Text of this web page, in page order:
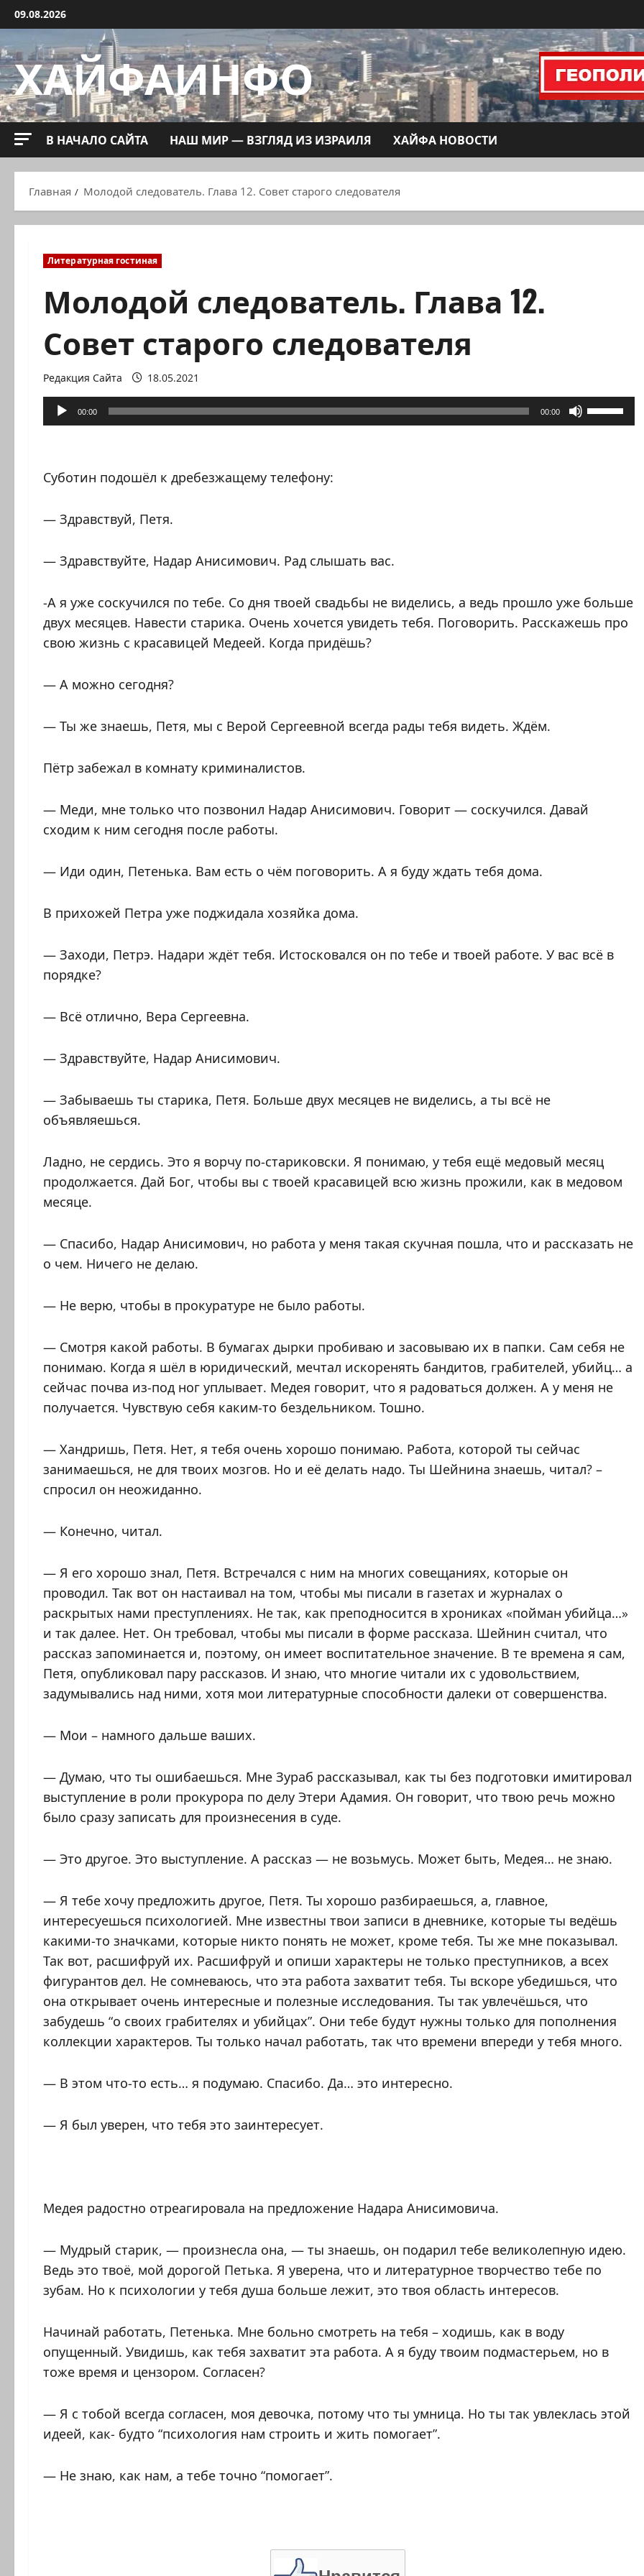
Перейти
к
содержимому
09.08.2026
ХАЙФАИНФО
В НАЧАЛО САЙТА НАШ МИР — ВЗГЛЯД ИЗ ИЗРАИЛЯ ХАЙФА НОВОСТИ
Главная Молодой следователь. Глава 12. Совет старого следователя
Литературная гостиная
Молодой следователь. Глава 12.
Совет старого следователя
Редакция Сайта 18.05.2021
Аудиоплеер
00:00 00:00
клавиши
Суботин подошёл к дребезжащему телефону:
— Здравствуй, Петя.
— Здравствуйте, Надар Анисимович. Рад слышать вас.
-А я уже соскучился по тебе. Со дня твоей свадьбы не виделись, а ведь прошло уже больше
двух месяцев. Навести старика. Очень хочется увидеть тебя. Поговорить. Расскажешь про
свою жизнь с красавицей Медеей. Когда придёшь?
— А можно сегодня?
— Ты же знаешь, Петя, мы с Верой Сергеевной всегда рады тебя видеть. Ждём.
Пётр забежал в комнату криминалистов.
— Меди, мне только что позвонил Надар Анисимович. Говорит — соскучился. Давай
сходим к ним сегодня после работы.
— Иди один, Петенька. Вам есть о чём поговорить. А я буду ждать тебя дома.
В прихожей Петра уже поджидала хозяйка дома.
— Заходи, Петрэ. Надари ждёт тебя. Истосковался он по тебе и твоей работе. У вас всё в
порядке?
— Всё отлично, Вера Сергеевна.
— Здравствуйте, Надар Анисимович.
— Забываешь ты старика, Петя. Больше двух месяцев не виделись, а ты всё не
объявляешься.
Ладно, не сердись. Это я ворчу по-стариковски. Я понимаю, у тебя ещё медовый месяц
продолжается. Дай Бог, чтобы вы с твоей красавицей всю жизнь прожили, как в медовом
месяце.
— Спасибо, Надар Анисимович, но работа у меня такая скучная пошла, что и рассказать не
о чем. Ничего не делаю.
— Не верю, чтобы в прокуратуре не было работы.
— Смотря какой работы. В бумагах дырки пробиваю и засовываю их в папки. Сам себя не
понимаю. Когда я шёл в юридический, мечтал искоренять бандитов, грабителей, убийц… а
сейчас почва из-под ног уплывает. Медея говорит, что я радоваться должен. А у меня не
получается. Чувствую себя каким-то бездельником. Тошно.
— Хандришь, Петя. Нет, я тебя очень хорошо понимаю. Работа, которой ты сейчас
занимаешься, не для твоих мозгов. Но и её делать надо. Ты Шейнина знаешь, читал? –
спросил он неожиданно.
— Конечно, читал.
— Я его хорошо знал, Петя. Встречался с ним на многих совещаниях, которые он
проводил. Так вот он настаивал на том, чтобы мы писали в газетах и журналах о
раскрытых нами преступлениях. Не так, как преподносится в хрониках «пойман убийца…»
и так далее. Нет. Он требовал, чтобы мы писали в форме рассказа. Шейнин считал, что
рассказ запоминается и, поэтому, он имеет воспитательное значение. В те времена я сам,
Петя, опубликовал пару рассказов. И знаю, что многие читали их с удовольствием,
задумывались над ними, хотя мои литературные способности далеки от совершенства.
— Мои – намного дальше ваших.
— Думаю, что ты ошибаешься. Мне Зураб рассказывал, как ты без подготовки имитировал
выступление в роли прокурора по делу Этери Адамия. Он говорит, что твою речь можно
было сразу записать для произнесения в суде.
— Это другое. Это выступление. А рассказ — не возьмусь. Может быть, Медея… не знаю.
— Я тебе хочу предложить другое, Петя. Ты хорошо разбираешься, а, главное,
интересуешься психологией. Мне известны твои записи в дневнике, которые ты ведёшь
какими-то значками, которые никто понять не может, кроме тебя. Ты же мне показывал.
Так вот, расшифруй их. Расшифруй и опиши характеры не только преступников, а всех
фигурантов дел. Не сомневаюсь, что эта работа захватит тебя. Ты вскоре убедишься, что
она открывает очень интересные и полезные исследования. Ты так увлечёшься, что
забудешь “о своих грабителях и убийцах”. Они тебе будут нужны только для пополнения
коллекции характеров. Ты только начал работать, так что времени впереди у тебя много.
— В этом что-то есть… я подумаю. Спасибо. Да… это интересно.
— Я был уверен, что тебя это заинтересует.
Медея радостно отреагировала на предложение Надара Анисимовича.
— Мудрый старик, — произнесла она, — ты знаешь, он подарил тебе великолепную идею.
Ведь это твоё, мой дорогой Петька. Я уверена, что и литературное творчество тебе по
зубам. Но к психологии у тебя душа больше лежит, это твоя область интересов.
Начинай работать, Петенька. Мне больно смотреть на тебя – ходишь, как в воду
опущенный. Увидишь, как тебя захватит эта работа. А я буду твоим подмастерьем, но в
тоже время и цензором. Согласен?
— Я с тобой всегда согласен, моя девочка, потому что ты умница. Но ты так увлеклась этой
идеей, как- будто “психология нам строить и жить помогает”.
— Не знаю, как нам, а тебе точно “помогает”.